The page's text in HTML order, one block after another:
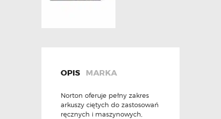
OPIS MARKA
Norton oferuje pełny zakres
arkuszy ciętych do zastosowań
ręcznych i maszynowych,